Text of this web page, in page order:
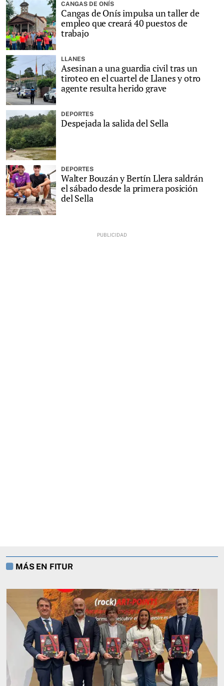
CANGAS DE ONÍS
Cangas de Onís impulsa un taller de
empleo que creará 40 puestos de
trabajo
LLANES
Asesinan a una guardia civil tras un
tiroteo en el cuartel de Llanes y otro
agente resulta herido grave
DEPORTES
Despejada la salida del Sella
DEPORTES
Walter Bouzán y Bertín Llera saldrán
el sábado desde la primera posición
del Sella
MÁS EN FITUR